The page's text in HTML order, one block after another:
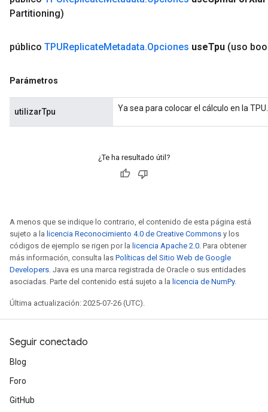
Partitioning)
público TPUReplicateMetadata.Opciones useTpu (uso
Parámetros
utilizarTpu Ya sea para colocar el cálculo en la TPU.
¿Te ha resultado útil?
A menos que se indique lo contrario, el contenido de esta página está
sujeto a la licencia Reconocimiento 4.0 de Creative Commons y los
códigos de ejemplo se rigen por la licencia Apache 2.0. Para obtener
más información, consulta las Políticas del Sitio Web de Google
Developers. Java es una marca registrada de Oracle o sus entidades
asociadas. Parte del contenido está sujeto a la licencia de NumPy.
Última actualización: 2025-07-26 (UTC).
Seguir conectado
Blog
Foro
GitHub